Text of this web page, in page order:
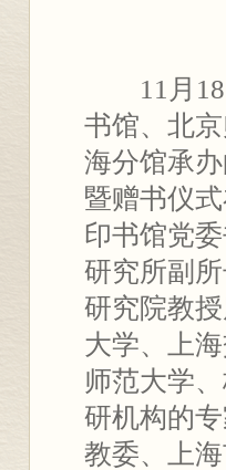
11月
书馆、北
海分馆承
暨赠书仪
印书馆党
研究所副
研究院教
大学、上
师范大学
研机构的
教委、上